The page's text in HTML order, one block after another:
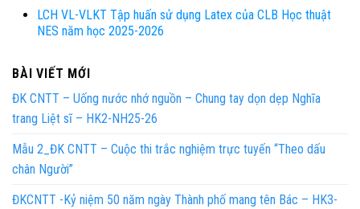
LCH VL-VLKT Tập huấn sử dụng Latex của CLB Học thuật
NES năm học 2025-2026
BÀI VIẾT MỚI
ĐK CNTT – Uống nước nhớ nguồn – Chung tay dọn dẹp Nghĩa
trang Liệt sĩ – HK2-NH25-26
Mẫu 2_ĐK CNTT – Cuộc thi trắc nghiệm trực tuyến “Theo dấu
chân Người”
ĐKCNTT -Kỷ niệm 50 năm ngày Thành phố mang tên Bác – HK3-